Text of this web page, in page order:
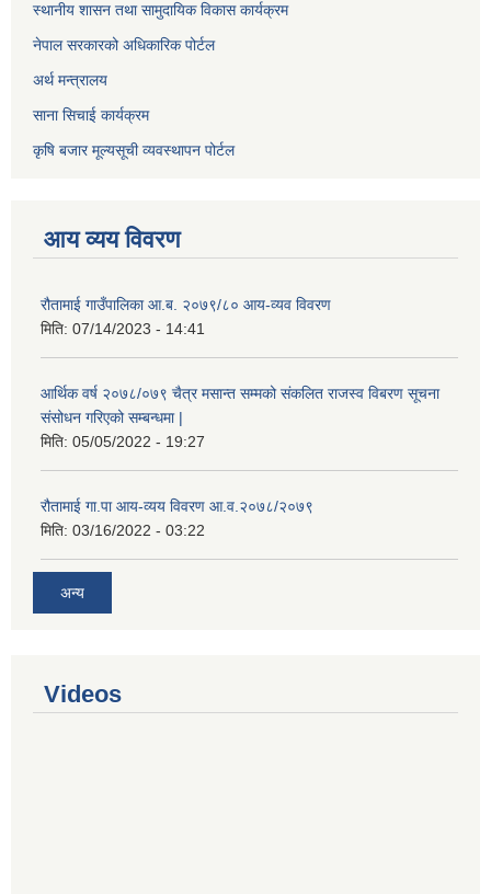
स्थानीय शासन तथा सामुदायिक विकास कार्यक्रम
नेपाल सरकारको अधिकारिक पोर्टल
अर्थ मन्त्रालय
साना सिचाई कार्यक्रम
कृषि बजार मूल्यसूची व्यवस्थापन पोर्टल
आय व्यय विवरण
रौतामाई गाउँपालिका आ.ब. २०७९/८० आय-व्यव विवरण
मिति: 07/14/2023 - 14:41
आर्थिक वर्ष २०७८/०७९ चैत्र मसान्त सम्मको संकलित राजस्व विबरण सूचना
संसोधन गरिएको सम्बन्धमा |
मिति: 05/05/2022 - 19:27
रौतामाई गा.पा आय-व्यय विवरण आ.व.२०७८/२०७९
मिति: 03/16/2022 - 03:22
अन्य
Videos